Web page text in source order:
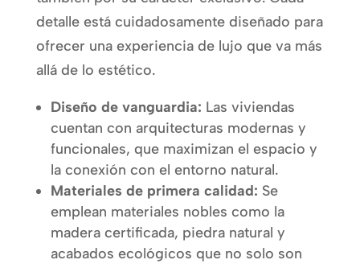
detalle está cuidadosamente diseñado para
ofrecer una experiencia de lujo que va más
allá de lo estético.
Diseño de vanguardia: Las viviendas
cuentan con arquitecturas modernas y
funcionales, que maximizan el espacio y
la conexión con el entorno natural.
Materiales de primera calidad: Se
emplean materiales nobles como la
madera certificada, piedra natural y
acabados ecológicos que no solo son